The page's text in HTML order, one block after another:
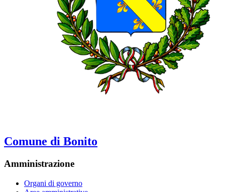
Comune di Bonito
Amministrazione
Organi di governo